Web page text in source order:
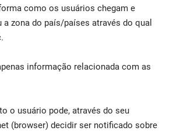
como os usuários chegam e
zona do país/países através do qual
informação relacionada com as
o usuário pode, através do seu
(browser) decidir ser notificado sobre